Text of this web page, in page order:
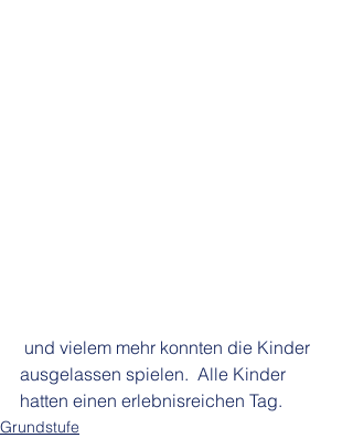
ausgelassen spielen.  Alle Kinder
hatten einen erlebnisreichen Tag.
Grundstufe